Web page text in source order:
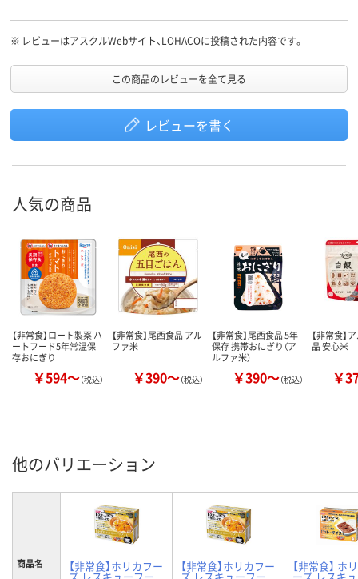
※ レビューはアスクルWebサイト、LOHACOに投稿された内容です。
この商品のレビューを全て見る
レビューを書く
人気の商品
【非常食】ロート製薬 ハ
ートフード5年常温保
存おにぎり
￥594～（税込）
【非常食】尾西食品 アル
ファ米
￥390～（税込）
【非常食】尾西食品 5年
保存 携帯おにぎり（ア
ルファ米）
￥390～（税込）
【非常食】
品 安心米
￥
他のバリエーション
商品名 【非常食】ホリカフー 【非常食】ホリカフー 【非常食】 ホ